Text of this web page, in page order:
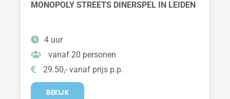
MONOPOLY STREETS DINERSPEL IN LEIDEN
4 uur
vanaf 20 personen
29.50,- vanaf prijs p.p.
BEKIJK